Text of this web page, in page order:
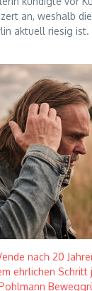
an, weshalb
aktuell riesig ist.
nach 20
ehrlichen Schritt